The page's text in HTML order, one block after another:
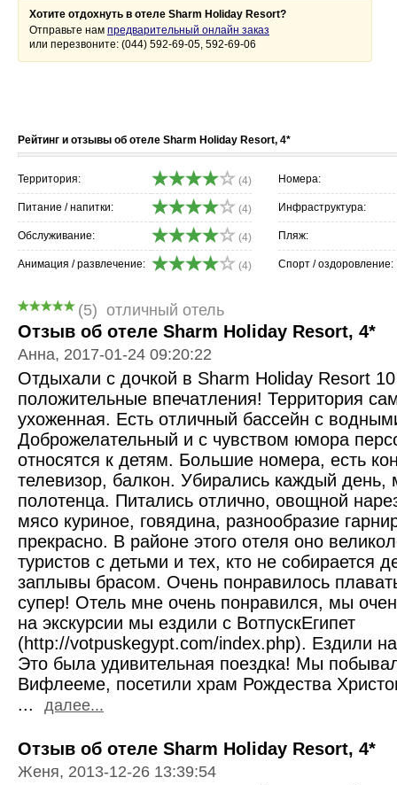
Хотите отдохнуть в отеле Sharm Holiday Resort?
Отправьте нам предварительный онлайн заказ
или перезвоните: (044) 592-69-05, 592-69-06
Рейтинг и отзывы об отеле Sharm Holiday Resort, 4*
Территория: (4) Номера:
Питание / напитки: (4) Инфраструктура:
Обслуживание: (4) Пляж:
Анимация / развлечение: (4) Спорт / оздоровление:
(5) отличный отель
Отзыв об отеле Sharm Holiday Resort, 4*
Анна, 2017-01-24 09:20:22
Отдыхали с дочкой в Sharm Holiday Resort
положительные впечатления! Территория
ухоженная. Есть отличный бассейн с
Доброжелательный и с чувством юмора
относятся к детям. Большие номера, есть
телевизор, балкон. Убирались каждый день,
полотенца. Питались отлично, овощной
мясо куриное, говядина, разнообразие
прекрасно. В районе этого отеля оно
туристов с детьми и тех, кто не собирается
заплывы брасом. Очень понравилось
супер! Отель мне очень понравился, мы
на экскурсии мы ездили с ВотпускЕгипет
(http://votpuskegypt.com/index.php). Ездили
Это была удивительная поездка! Мы
Вифлееме, посетили храм Рождества
... далее...
Отзыв об отеле Sharm Holiday Resort, 4*
Женя, 2013-12-26 13:39:54